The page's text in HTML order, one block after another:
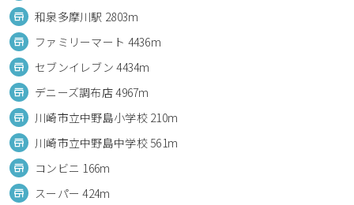
和泉多摩川駅 2803m
ファミリーマート 4436m
セブンイレブン 4434m
デニーズ調布店 4967m
川崎市立中野島小学校 210m
川崎市立中野島中学校 561m
コンビニ 166m
スーパー 424m